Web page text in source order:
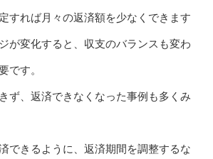
すれば月々の返済額を少なくできます
が変化すると、収支のバランスも変わ
です。
ず、返済できなくなった事例も多くみ
できるように、返済期間を調整するな